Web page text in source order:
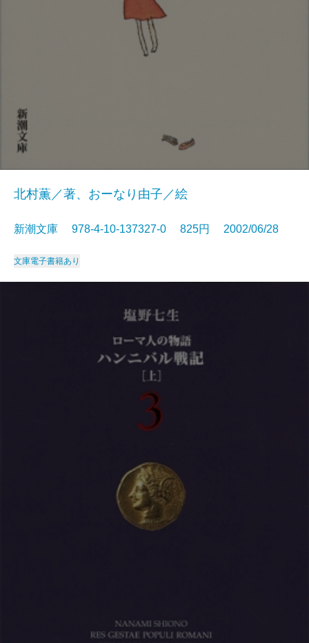
北村薫／著、おーなり由子／絵
新潮文庫 978-4-10-137327-0 825円 2002/06/28
文庫電子書籍あり